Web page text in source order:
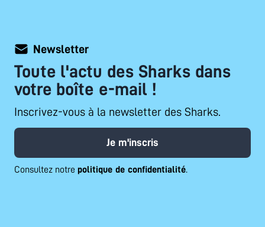
Newsletter
Toute l'actu des Sharks dans
votre boîte e-mail !
Inscrivez-vous à la newsletter des Sharks.
Je m'inscris
Consultez notre politique de confidentialité.